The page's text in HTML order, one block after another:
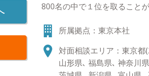
800名の中で１位を取ること
して幅広いお客様の経済的
産運用のご相談はもちろんの
をご提案できます。 お客様
せていただきます。セカン
所属拠点：東京本社
対面相談エリア：東京都
山形県､ 福島県､ 神奈川